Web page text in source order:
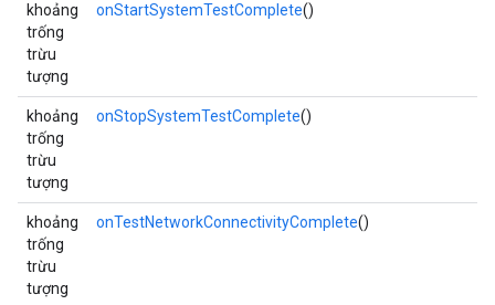
khoảng
trống
trừu
tượng
onStartSystemTestComplete()
khoảng
trống
trừu
tượng
onStopSystemTestComplete()
khoảng
trống
trừu
tượng
onTestNetworkConnectivityComplete()